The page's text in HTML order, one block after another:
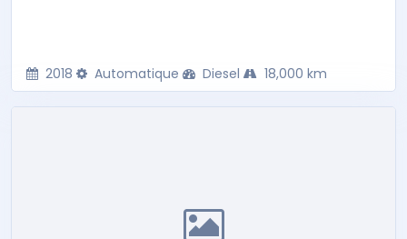
2018 Automatique Diesel 18,000 km